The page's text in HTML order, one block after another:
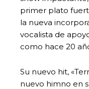
primer plato
la nueva
vocalista de
como hace 20
Su nuevo hit,
nuevo himno en